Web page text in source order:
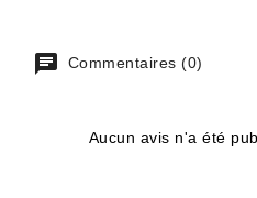
Commentaires (0)
Aucun avis n'a été